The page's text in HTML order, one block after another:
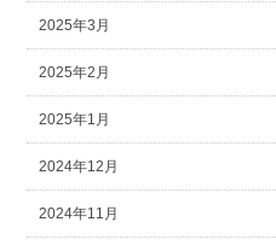
2025年3月
2025年2月
2025年1月
2024年12月
2024年11月